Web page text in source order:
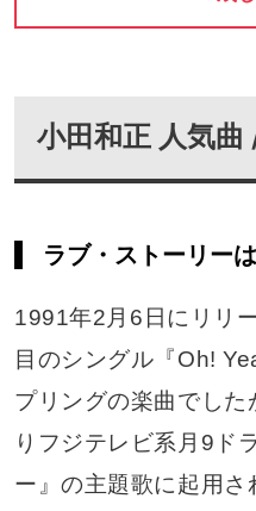
小田和正 人気曲
ラブ・ストーリー
1991年2月6日にリリ
目のシングル『Oh!
プリングの楽曲でし
りフジテレビ系月9ド
ー』の主題歌に起用